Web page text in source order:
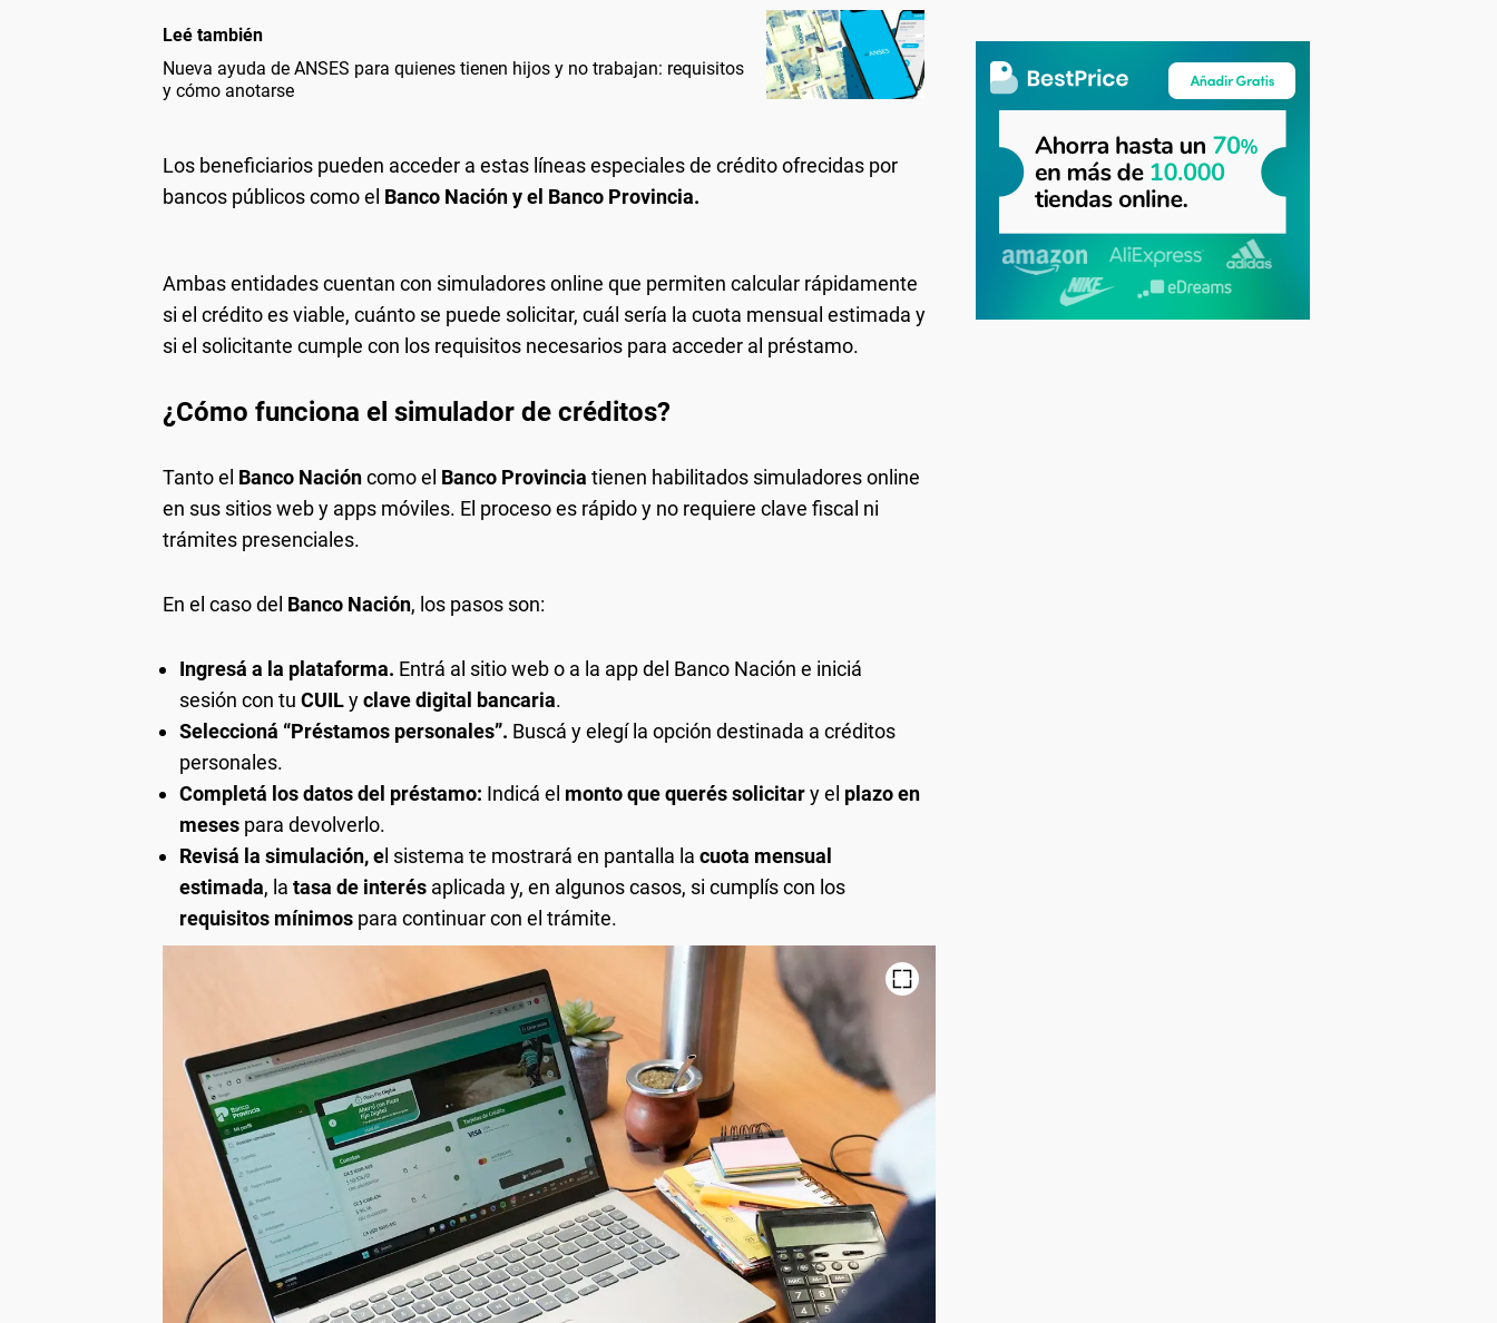
Leé también
Nueva ayuda de ANSES para quienes tienen hijos y no trabajan: requisitos
y cómo anotarse
Los beneficiarios pueden acceder a estas líneas especiales de crédito ofrecidas por
bancos públicos como el Banco Nación y el Banco Provincia.
Ambas entidades cuentan con simuladores online que permiten calcular rápidamente
si el crédito es viable, cuánto se puede solicitar, cuál sería la cuota mensual estimada y
si el solicitante cumple con los requisitos necesarios para acceder al préstamo.
¿Cómo funciona el simulador de créditos?
Tanto el Banco Nacióncomo el Banco Provincia tienen habilitados simuladores online
en sus sitios web y apps móviles. El proceso es rápido y no requiere clave fiscal ni
trámites presenciales.
En el caso del Banco Nación, los pasos son:
Ingresá a la plataforma. Entrá al sitio web o a la app del Banco Nación e iniciá
sesión con tu CUILyclave digital bancaria.
Seleccioná “Préstamos personales”. Buscá y elegí la opción destinada a créditos
personales.
Completá los datos del préstamo: Indicá el monto que querés solicitary el plazo en
meses para devolverlo.
Revisá la simulación, e l sistema te mostrará en pantalla la cuota mensual
estimada, la tasa de interés aplicada y, en algunos casos, si cumplís con los
requisitos mínimos para continuar con el trámite.